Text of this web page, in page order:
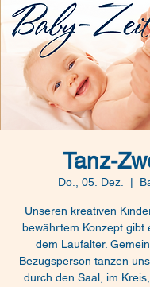
Tanz-
Do., 05. Dez.
  |
Unseren kreativen
bewährtem Konzept gibt
dem Laufalter.
Bezugsperson tanzen
durch den Saal, im